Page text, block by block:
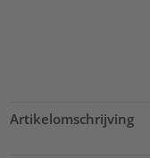
Artikelomschrijving